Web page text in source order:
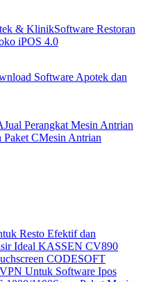
& KlinikSoftware Restoran
iPOS 4.0
Software Apotek dan
Jual Perangkat Mesin Antrian
Paket CMesin Antrian
Resto Efektif dan
Ideal KASSEN CV890
CODESOFT
Untuk Software Ipos